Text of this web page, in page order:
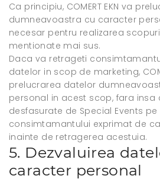
Ca principiu, COMERT EKN va
dumneavoastra cu caracter
necesar pentru realizarea
mentionate mai sus.
Daca va retrageti
datelor in scop de marketing,
prelucrarea datelor
personal in acest scop, fara insa
desfasurate de Special Events pe
consimtamantului exprimat de
inainte de retragerea acestuia.
5. Dezvaluirea
caracter personal